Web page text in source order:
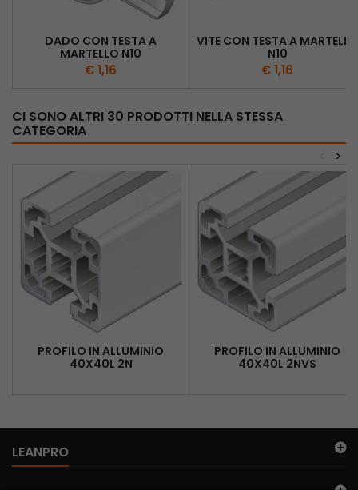
DADO CON TESTA A
MARTELLO N10
€ 1,16
VITE CON TESTA A MARTELLO
N10
€ 1,16
CI SONO ALTRI 30 PRODOTTI NELLA STESSA
CATEGORIA
>
PROFILO IN ALLUMINIO
40X40L 2N
PROFILO IN ALLUMINIO
40X40L 2NVS
LEANPRO